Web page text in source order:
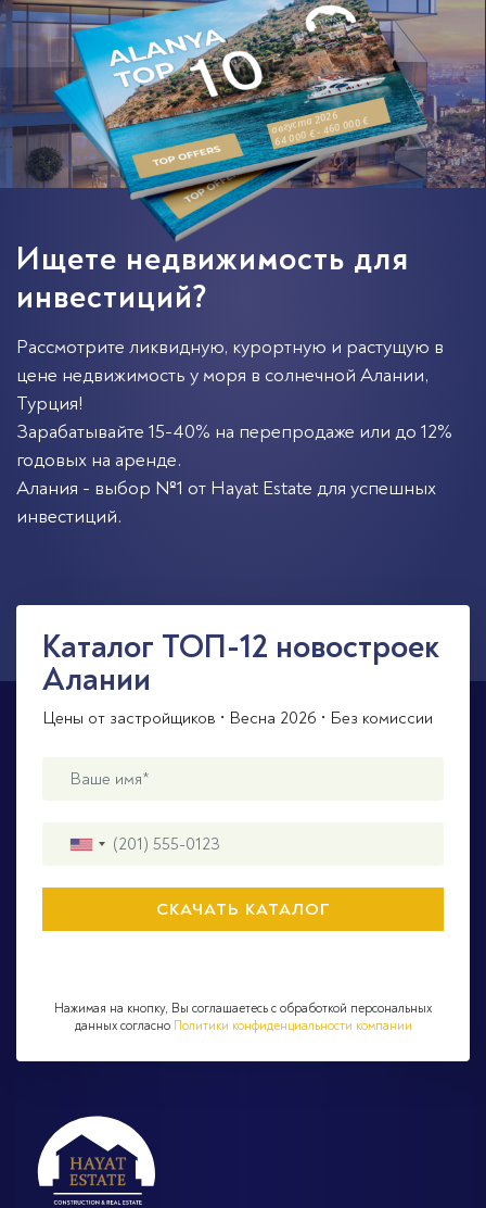
августа 2026
64 000 € - 460 000 €
Ищете недвижимость для
инвестиций?
Рассмотрите ликвидную, курортную и растущую в
цене недвижимость у моря в солнечной Алании,
Турция!
Зарабатывайте 15-40% на перепродаже или до 12%
годовых на аренде.
Алания - выбор №1 от Hayat Estate для успешных
инвестиций.
Каталог ТОП-12 новостроек
Алании
Цены от застройщиков • Весна 2026 • Без комиссии
Нажимая на кнопку, Вы соглашаетесь с обработкой персональных
данных согласно Политики конфиденциальности компании